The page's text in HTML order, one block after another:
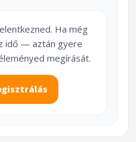
Ha még
idő — aztán gyere
megírását.